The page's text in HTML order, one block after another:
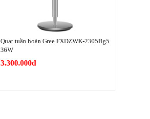
Quạt tuần hoàn Gree FXDZWK-2305Bg5
36W
3.300.000đ